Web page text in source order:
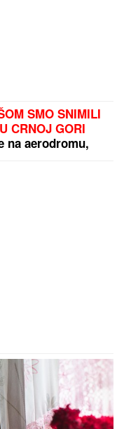
SMO SNIMILI
CRNOJ GORI
na aerodromu,